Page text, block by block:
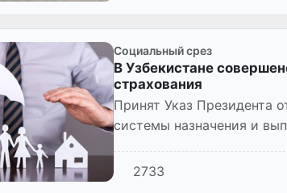
Социальный срез
В Узбекистане
страхования
Принят Указ Президента
системы назначения и
2733